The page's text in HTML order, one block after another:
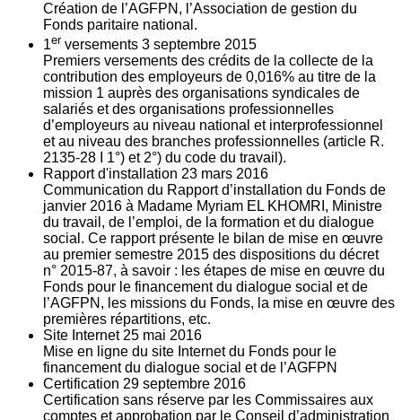
Création de l’AGFPN, l’Association de gestion du
Fonds paritaire national.
1er versements 3 septembre 2015
Premiers versements des crédits de la collecte de la
contribution des employeurs de 0,016% au titre de la
mission 1 auprès des organisations syndicales de
salariés et des organisations professionnelles
d’employeurs au niveau national et interprofessionnel
et au niveau des branches professionnelles (article R.
2135‐28 I 1°) et 2°) du code du travail).
Rapport d'installation 23 mars 2016
Communication du Rapport d’installation du Fonds de
janvier 2016 à Madame Myriam EL KHOMRI, Ministre
du travail, de l’emploi, de la formation et du dialogue
social. Ce rapport présente le bilan de mise en œuvre
au premier semestre 2015 des dispositions du décret
n° 2015-87, à savoir : les étapes de mise en œuvre du
Fonds pour le financement du dialogue social et de
l’AGFPN, les missions du Fonds, la mise en œuvre des
premières répartitions, etc.
Site Internet 25 mai 2016
Mise en ligne du site Internet du Fonds pour le
financement du dialogue social et de l’AGFPN
Certification 29 septembre 2016
Certification sans réserve par les Commissaires aux
comptes et approbation par le Conseil d’administration